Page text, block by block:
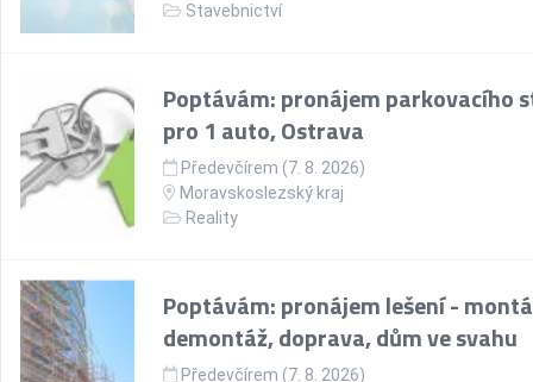
Stavebnictví
Poptávám: pronájem parkovacího
pro 1 auto, Ostrava
Předevčírem (7. 8. 2026)
Moravskoslezský kraj
Reality
Poptávám: pronájem lešení -
demontáž, doprava, dům ve svahu
Předevčírem (7. 8. 2026)